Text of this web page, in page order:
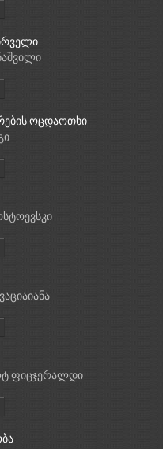
ოცდაოთხი
ფიცჯერალდი